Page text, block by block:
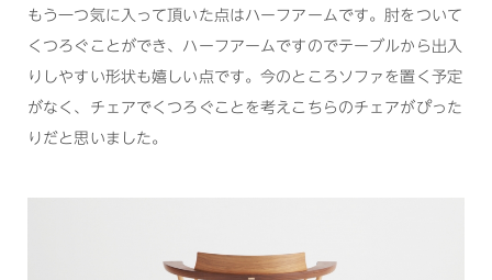
もう一つ気に入って頂いた点はハーフアームです。肘をついて
くつろぐことができ、ハーフアームですのでテーブルから出入
りしやすい形状も嬉しい点です。今のところソファを置く予定
がなく、チェアでくつろぐことを考えこちらのチェアがぴった
りだと思いました。